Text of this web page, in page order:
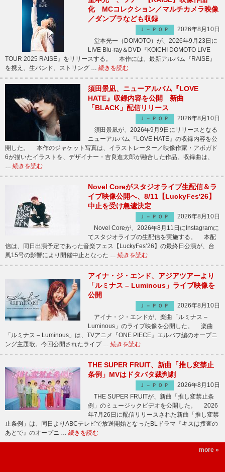
化 MCコレクション／マルチカメラ映像
／ダンプラなども収録
Ｊ－ＰＯＰ
2026年8月10日
堂本光一（DOMOTO）が、2026年9月23日に
LIVE Blu-ray＆DVD『KOICHI DOMOTO LIVE
TOUR 2025 RAISE』をリリースする。 本作には、最新アルバム『RAISE』
を携え、生バンド、ストリング … 続きを読む
須田景凪、ニューアルバム『LOVE
HATE』収録内容を公開 新曲
「BLACK」配信リリース
Ｊ－ＰＯＰ
2026年8月10日
須田景凪が、2026年9月9日にリリースとなる
ニューアルバム『LOVE HATE』の収録内容を公
開した。 本作のジャケット写真は、イラストレーター／映像作家・アボガド
6が描いたイラストを、デザイナー・吉良進太郎が融合した作品。収録曲は、
… 続きを読む
Novel Coreがスタジオライブ生配信＆ラ
イブ映像公開へ、8/11【LuckyFes'26】
中止を受け急遽決定
Ｊ－ＰＯＰ
2026年8月10日
Novel Coreが、2026年8月11日にInstagramに
てスタジオライブの生配信を実施する。 本配
信は、同日出演予定であった音楽フェス【LuckyFes’26】の最終日公演が、台
風15号の影響により開催中止となった … 続きを読む
アイナ・ジ・エンド、アジアツアーより
「ルミナス – Luminous」ライブ映像を
公開
Ｊ－ＰＯＰ
2026年8月10日
アイナ・ジ・エンドが、楽曲「ルミナス –
Luminous」のライブ映像を公開した。 楽曲
「ルミナス – Luminous」は、TVアニメ『ONE PIECE』エルバフ編のオープニ
ング主題歌。今回公開されたライブ … 続きを読む
THE SUPER FRUIT、新曲「推し変禁止
条例」MVはドタバタ裁判劇
Ｊ－ＰＯＰ
2026年8月10日
THE SUPER FRUITが、新曲「推し変禁止条
例」のミュージックビデオを公開した。 2026
年7月26日に配信リリースされた新曲「推し変禁
止条例」は、同日よりABCテレビで放送開始となったBLドラマ『キスは捜査の
あとで』のオープニ … 続きを読む
more »